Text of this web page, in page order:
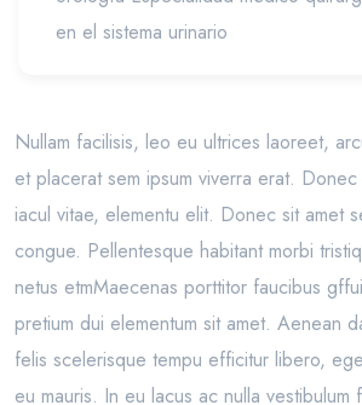
en el sistema urinario
Nullam facilisis, leo eu ultrices laoreet,
et placerat sem ipsum viverra erat.
iacul vitae, elementu elit. Donec sit amet
congue. Pellentesque habitant morbi
netus etmMaecenas porttitor faucibus
pretium dui elementum sit amet. Aenean
felis scelerisque tempu efficitur libero,
eu mauris. In eu lacus ac nulla vestibulum